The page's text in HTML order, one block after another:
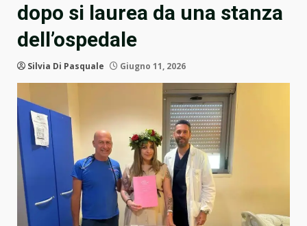
dopo si laurea da una stanza
dell’ospedale
Silvia Di Pasquale Giugno 11, 2026